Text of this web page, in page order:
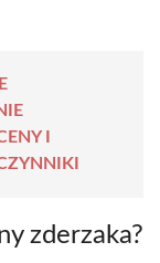
I
zderzaka?